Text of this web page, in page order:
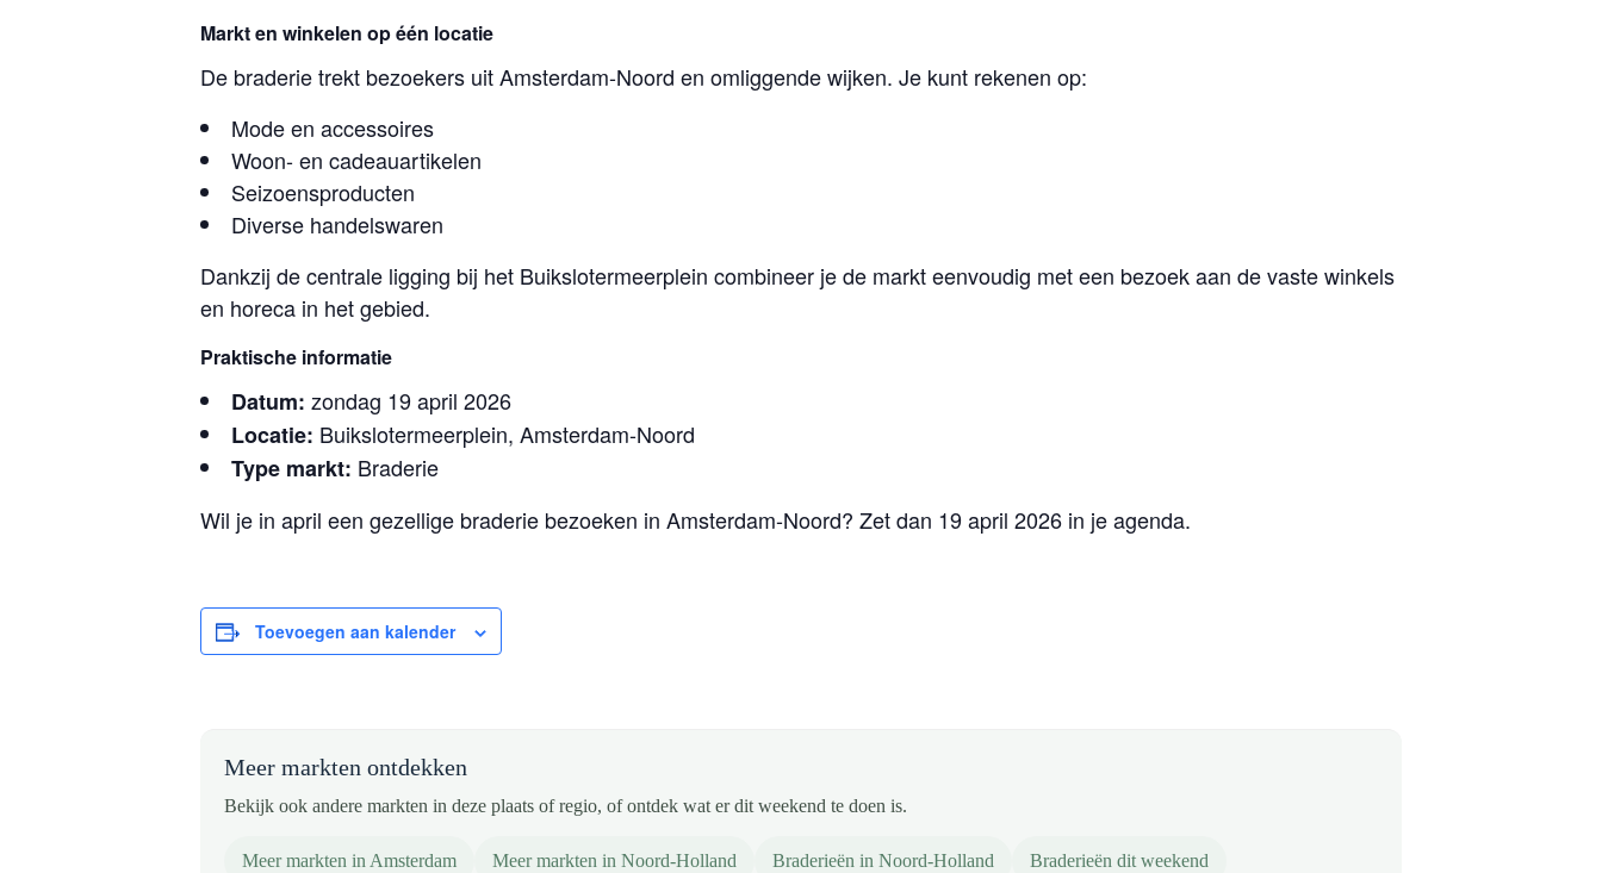
Markt en winkelen op één locatie
De braderie trekt bezoekers uit Amsterdam-Noord en omliggende wijken. Je kunt rekenen op:
Mode en accessoires
Woon- en cadeauartikelen
Seizoensproducten
Diverse handelswaren
Dankzij de centrale ligging bij het Buikslotermeerplein combineer je de markt eenvoudig met een bezoek aan de vaste winkels
en horeca in het gebied.
Praktische informatie
Datum: zondag 19 april 2026
Locatie: Buikslotermeerplein, Amsterdam-Noord
Type markt: Braderie
Wil je in april een gezellige braderie bezoeken in Amsterdam-Noord? Zet dan 19 april 2026 in je agenda.
Toevoegen aan kalender
Meer markten ontdekken
Bekijk ook andere markten in deze plaats of regio, of ontdek wat er dit weekend te doen is.
Meer markten in Amsterdam Meer markten in Noord-Holland Braderieën in Noord-Holland Braderieën dit weekend